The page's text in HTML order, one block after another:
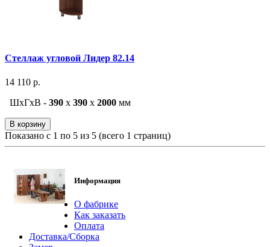
Стеллаж угловой Лидер 82.14
14 110 р.
ШxГxВ - 390 x 390 x 2000 мм
В корзину
Показано с 1 по 5 из 5 (всего 1 страниц)
Информация
О фабрике
Как заказать
Оплата
Доставка/Сборка